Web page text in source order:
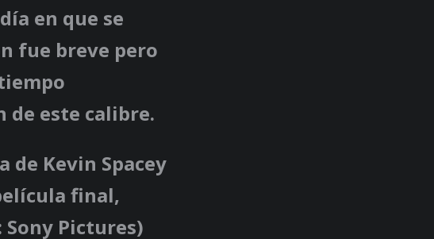
en que se
fue breve pero
de este calibre.
de Kevin Spacey
final,
Pictures)